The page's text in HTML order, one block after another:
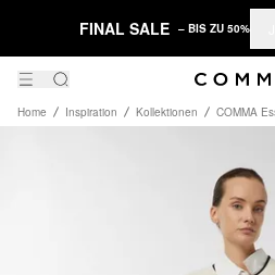
FINAL SALE – BIS ZU 50%
Home Inspiration Kollektionen COMMA